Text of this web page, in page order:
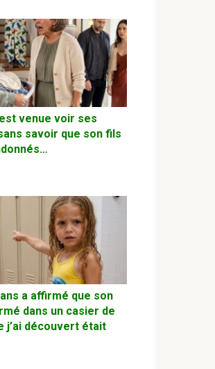
venue voir ses
savoir que son fils
a affirmé que son
dans un casier de
j’ai découvert était